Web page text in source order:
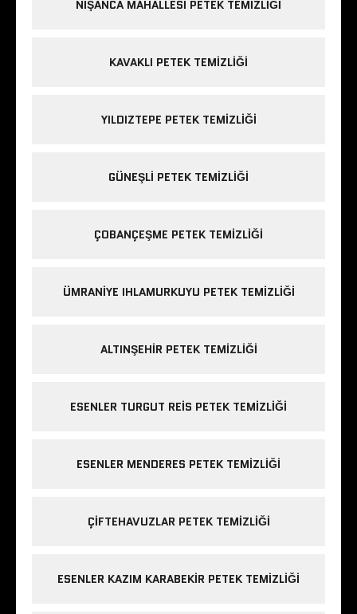
NIŞANCA MAHALLESI PETEK TEMIZLIĞI
KAVAKLI PETEK TEMIZLIĞI
YILDIZTEPE PETEK TEMIZLIĞI
GÜNEŞLI PETEK TEMIZLIĞI
ÇOBANÇEŞME PETEK TEMIZLIĞI
ÜMRANIYE IHLAMURKUYU PETEK TEMIZLIĞI
ALTINŞEHIR PETEK TEMIZLIĞI
ESENLER TURGUT REIS PETEK TEMIZLIĞI
ESENLER MENDERES PETEK TEMIZLIĞI
ÇIFTEHAVUZLAR PETEK TEMIZLIĞI
ESENLER KAZIM KARABEKIR PETEK TEMIZLIĞI